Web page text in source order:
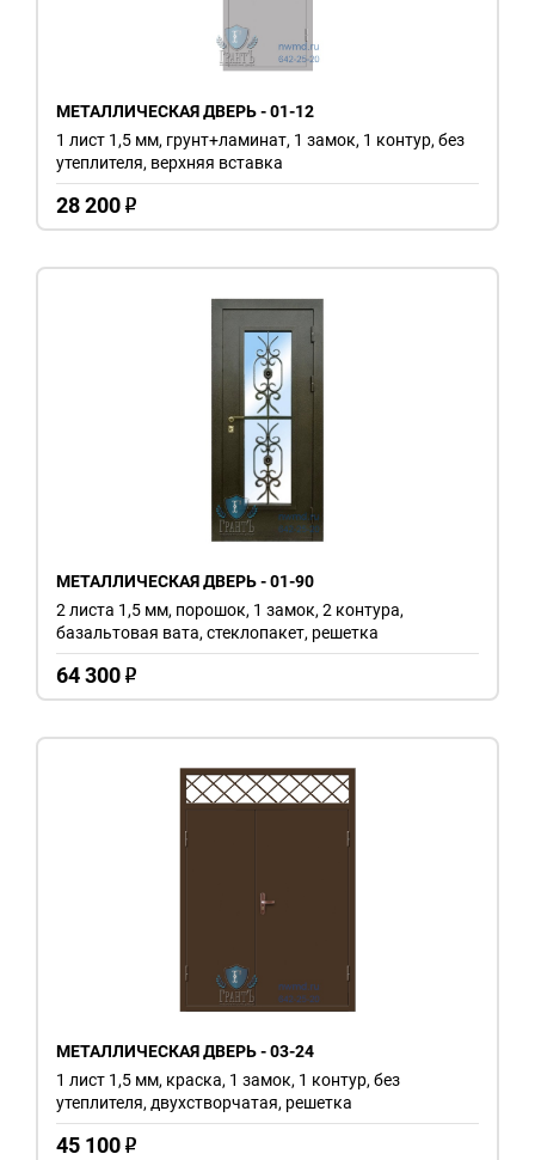
МЕТАЛЛИЧЕСКАЯ ДВЕРЬ - 01-12
28 200 o
1 лист 1,5 мм, грунт+ламинат, 1 замок, 1 контур, без
утеплителя, верхняя вставка
МЕТАЛЛИЧЕСКАЯ ДВЕРЬ - 01-90
64 300 o
2 листа 1,5 мм, порошок, 1 замок, 2 контура,
базальтовая вата, стеклопакет, решетка
МЕТАЛЛИЧЕСКАЯ ДВЕРЬ - 03-24
45 100 o
1 лист 1,5 мм, краска, 1 замок, 1 контур, без
утеплителя, двухстворчатая, решетка